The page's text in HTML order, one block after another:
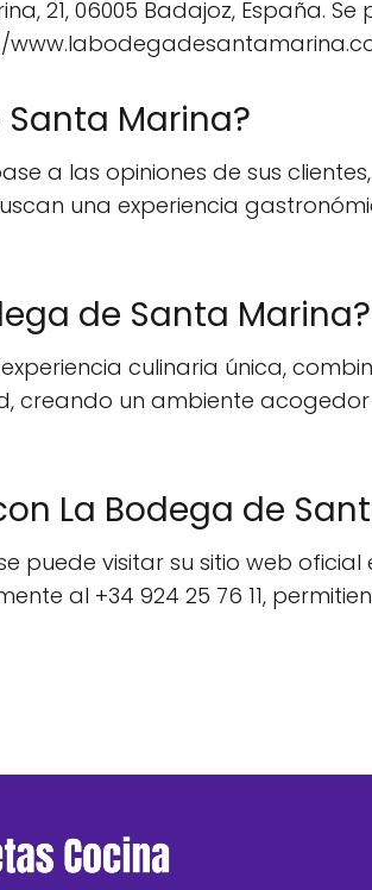
21, 06005 Badajoz, España.
Marina?
a las opiniones de sus
una experiencia
de Santa Marina?
culinaria única,
creando un ambiente
La Bodega de
puede visitar su sitio web oficial
al +34 924 25 76 11,